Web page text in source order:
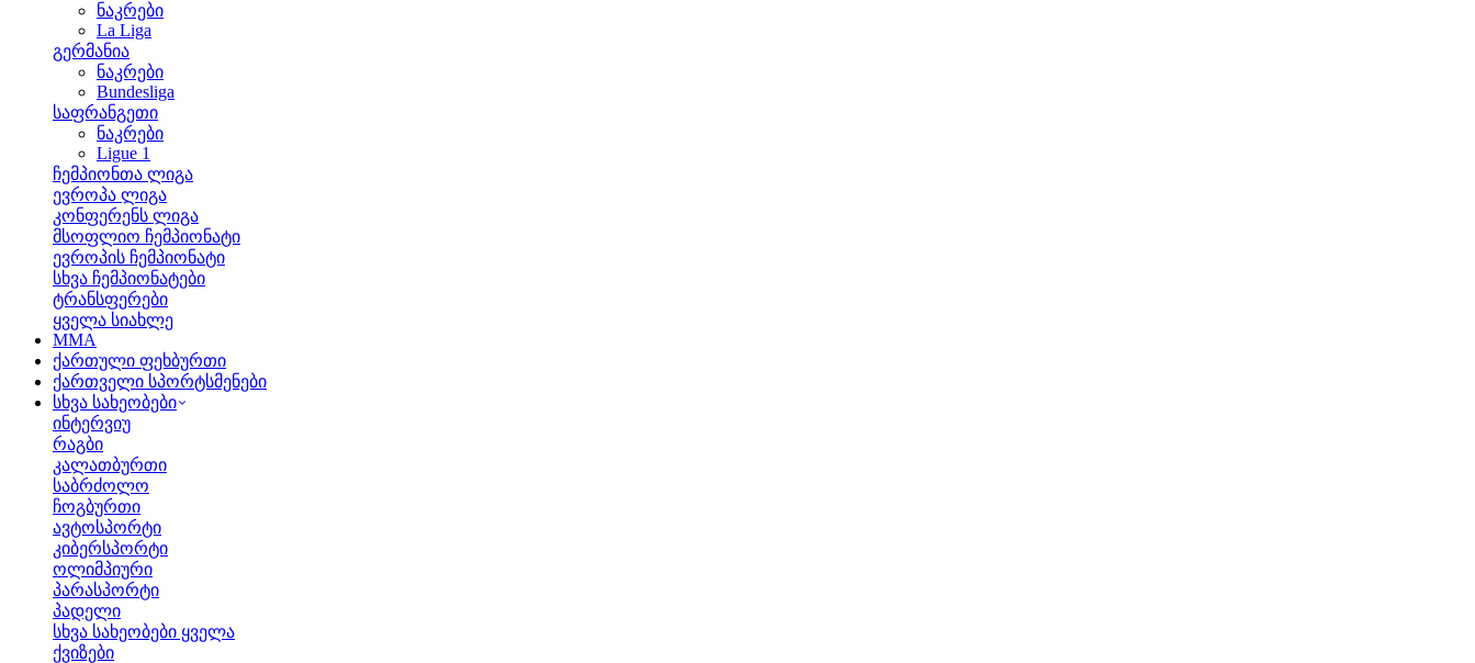
ნაკრები
La Liga
გერმანია
ნაკრები
Bundesliga
საფრანგეთი
ნაკრები
Ligue 1
ჩემპიონთა ლიგა
ევროპა ლიგა
კონფერენს ლიგა
მსოფლიო ჩემპიონატი
ევროპის ჩემპიონატი
სხვა ჩემპიონატები
ტრანსფერები
ყველა სიახლე
MMA
ქართული ფეხბურთი
ქართველი სპორტსმენები
სხვა სახეობები
ინტერვიუ
რაგბი
კალათბურთი
საბრძოლო
ჩოგბურთი
ავტოსპორტი
კიბერსპორტი
ოლიმპიური
პარასპორტი
პადელი
სხვა სახეობები ყველა
ქვიზები